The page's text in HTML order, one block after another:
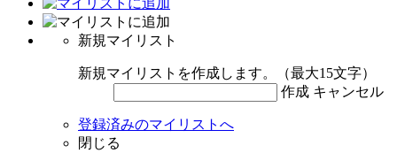
新規マイリスト
新規マイリストを作成します。（最大15文字）
作成 キャンセル
登録済みのマイリストへ
閉じる